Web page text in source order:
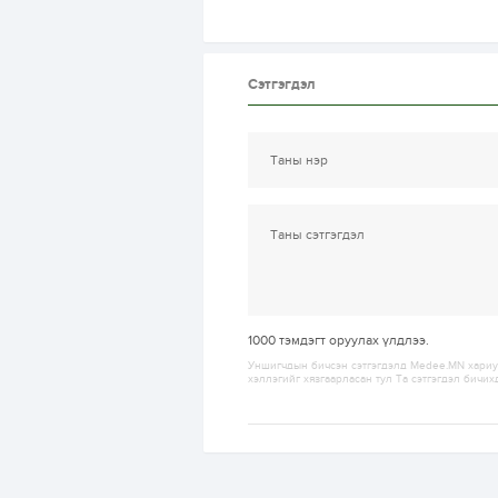
Сэтгэгдэл
1000 тэмдэгт оруулах үлдлээ.
Уншигчдын бичсэн сэтгэгдэлд Medee.MN
хэллэгийг хязгаарласан тул Та сэтгэгдэл